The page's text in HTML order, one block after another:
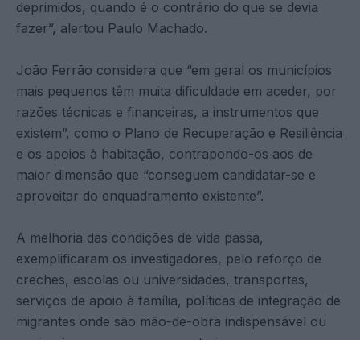
deprimidos, quando é o contrário do que se devia
fazer”, alertou Paulo Machado.
João Ferrão considera que “em geral os municípios
mais pequenos têm muita dificuldade em aceder, por
razões técnicas e financeiras, a instrumentos que
existem”, como o Plano de Recuperação e Resiliência
e os apoios à habitação, contrapondo-os aos de
maior dimensão que “conseguem candidatar-se e
aproveitar do enquadramento existente”.
A melhoria das condições de vida passa,
exemplificaram os investigadores, pelo reforço de
creches, escolas ou universidades, transportes,
serviços de apoio à família, políticas de integração de
migrantes onde são mão-de-obra indispensável ou